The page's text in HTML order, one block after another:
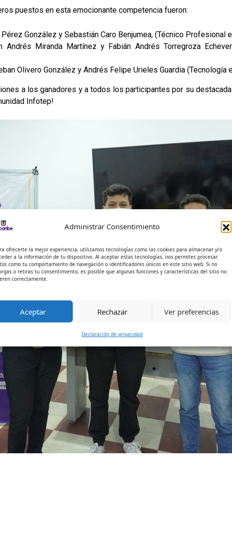
Administrar Consentimiento
ofrecerte la mejor experiencia, utilizamos tecnologías como las cookies para almacenar y/o
a la información de tu dispositivo. Al aceptar estas tecnologías, nos permites procesar
como tu comportamiento de navegación o identificadores únicos en este sitio web. Si no
o retiras tu consentimiento, es posible que algunas funciones y características del sitio no
correctamente.
Aceptar Rechazar Ver preferencias
Declaración de privacidad
puestos en esta emocionante competencia fueron:
González y Sebastián Caro Benjumea, (Técnico
Andrés Miranda Martínez y Fabián Andrés Torregroza
Olivero González y Andrés Felipe Urieles Guardia
a los ganadores y a todos los participantes por su
Infotep!